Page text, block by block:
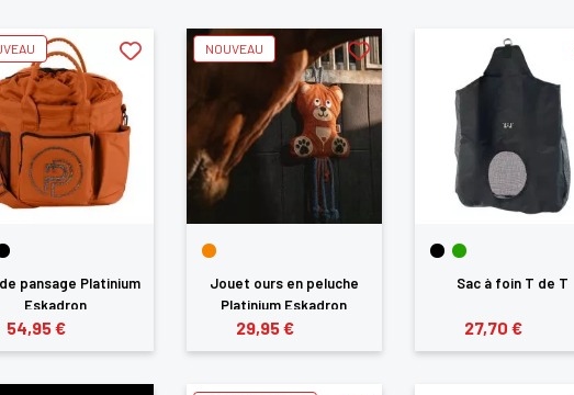
pansage Platinium
Eskadron
54,95 €
Jouet ours en peluche
Platinium Eskadron
29,95 €
NOUVEAU
Sac à foin T de T
27,70 €